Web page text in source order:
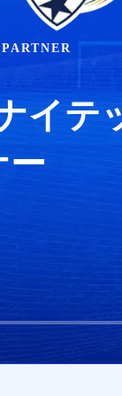
イテ
ー